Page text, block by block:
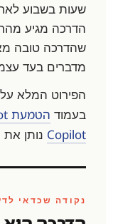
הדרכה מגיע
שהדרכה טובה
מדברים בעד
הפירוט המלא
בעמוד הטמעת Copilot בארגון
Copilot נותן
נקודה שכדאי